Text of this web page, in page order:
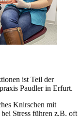
ist Teil der
Paudler in Erfurt.
Knirschen mit
Stress führen z.B. oft